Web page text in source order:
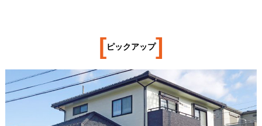
[ピックアップ]